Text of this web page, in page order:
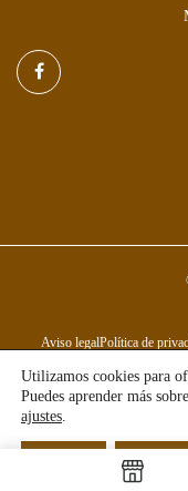
Aviso legalPolítica de
Utilizamos cookies para
Puedes aprender más
ajustes.
Rechazar